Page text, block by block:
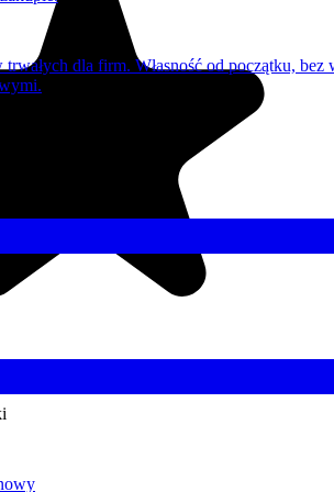
dla firm. Własność od początku, bez